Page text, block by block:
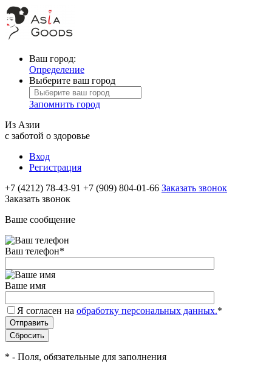
Ваш город:
Определение
Выберите ваш город
Запомнить город
Из Азии
с заботой о здоровье
Вход
Регистрация
+7 (4212) 78-43-91 +7 (909) 804-01-66 Заказать звонок
Заказать звонок
Ваше сообщение
Ваш телефон*
Ваше имя
Я согласен на обработку персональных данных.*
* - Поля, обязательные для заполнения